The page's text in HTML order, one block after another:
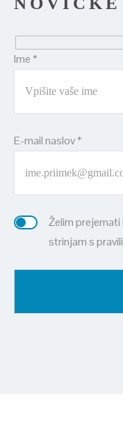
Ime *
E-mail naslov *
Želim prejemati
strinjam s